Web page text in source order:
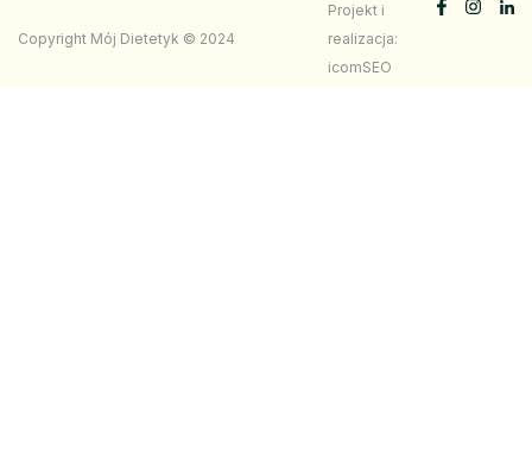
Copyright Mój Dietetyk © 2024
Projekt i
realizacja:
icomSEO